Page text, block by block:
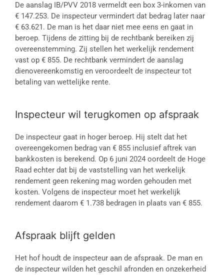
De aanslag IB/PVV 2018 vermeldt een box 3-inkomen van
€ 147.253. De inspecteur vermindert dat bedrag later naar
€ 63.621. De man is het daar niet mee eens en gaat in
beroep. Tijdens de zitting bij de rechtbank bereiken zij
overeenstemming. Zij stellen het werkelijk rendement
vast op € 855. De rechtbank vermindert de aanslag
dienovereenkomstig en veroordeelt de inspecteur tot
betaling van wettelijke rente.
Inspecteur wil terugkomen op afspraak
De inspecteur gaat in hoger beroep. Hij stelt dat het
overeengekomen bedrag van € 855 inclusief aftrek van
bankkosten is berekend. Op 6 juni 2024 oordeelt de Hoge
Raad echter dat bij de vaststelling van het werkelijk
rendement geen rekening mag worden gehouden met
kosten. Volgens de inspecteur moet het werkelijk
rendement daarom € 1.738 bedragen in plaats van € 855.
Afspraak blijft gelden
Het hof houdt de inspecteur aan de afspraak. De man en
de inspecteur wilden het geschil afronden en onzekerheid